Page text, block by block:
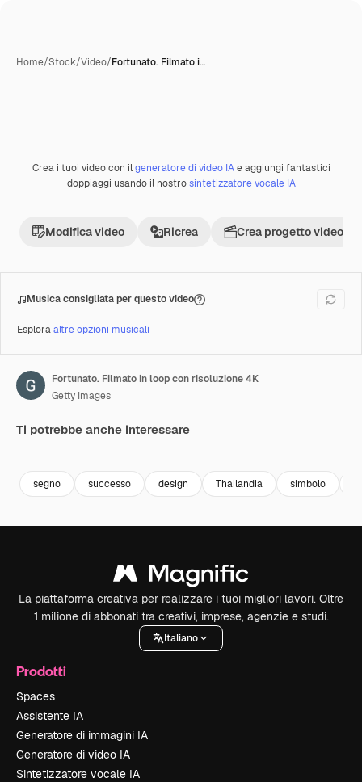
Home/Stock/Video/Fortunato. Filmato i…
Premium
Crea i tuoi video con ilgeneratore di video IAe aggiungi fantastici
doppiaggi usando il nostrosintetizzatore vocale IA
Modifica video Ricrea Crea progetto video
Musica consigliata per questo video
Esploraaltre opzioni musicali
Fortunato. Filmato in loop con risoluzione 4K
Getty Images
Ti potrebbe anche interessare
segno successo design Thailandia simbolo
La piattaforma creativa per realizzare i tuoi migliori lavori. Oltre
1 milione di abbonati tra creativi, imprese, agenzie e studi.
Italiano
Prodotti
Spaces
Assistente IA
Generatore di immagini IA
Generatore di video IA
Sintetizzatore vocale IA